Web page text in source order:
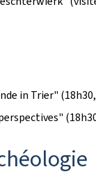
in Trier"
"